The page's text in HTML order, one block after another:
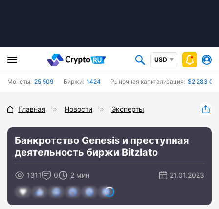
USD
Монеты: 25 509 Биржи: 1424 Рыночная капитализация: $2 283
Главная Новости Эксперты
Банкротство Genesis и преступная
деятельность биржи Bitzlato
1311 0 2 мин 21.01.2023